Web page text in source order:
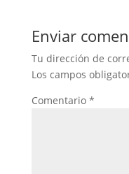
Enviar
Tu dirección de
Los campos
Comentario *